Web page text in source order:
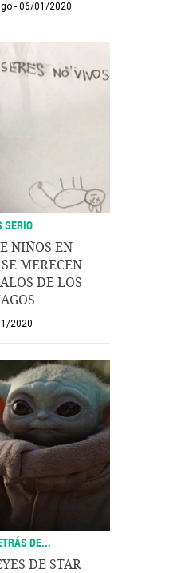
06/01/2020
SERIO
NIÑOS EN
MERECEN
DE LOS
2020
DE...
DE STAR